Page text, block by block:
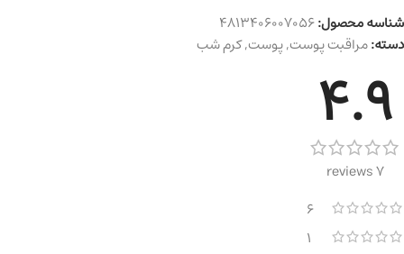
شناسه محصول:4813406007056
دسته:مراقبت پوست,پوست,کرم شب
4.9
7 reviews
6
1